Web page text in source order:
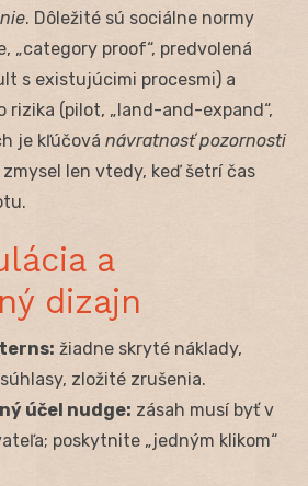
. Dôležité sú sociálne normy
„category proof“, predvolená
s existujúcimi procesmi) a
rizika (pilot, „land-and-expand“,
je kľúčová návratnosť pozornosti
len vtedy, keď šetrí čas
a
dizajn
žiadne skryté náklady,
zložité zrušenia.
účel nudge: zásah musí byť v
poskytnite „jedným klikom“